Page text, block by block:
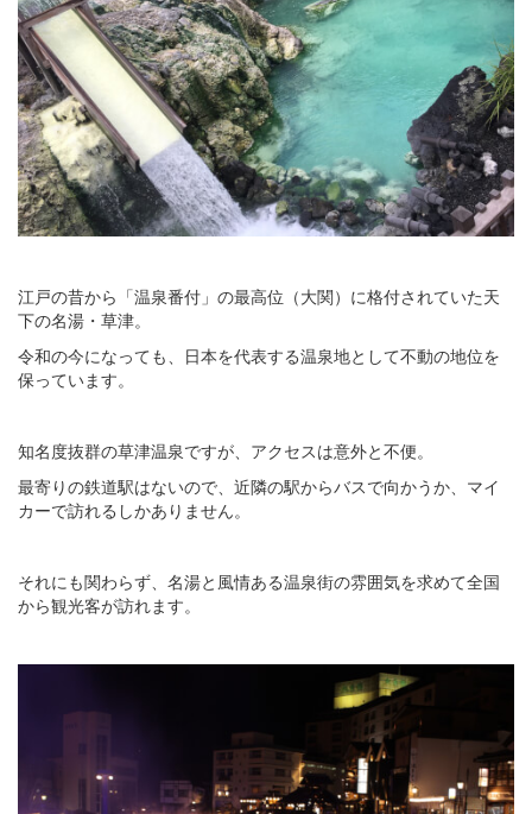
江戸の昔から「温泉番付」の最高位（大関）に格付されていた天
下の名湯・草津。
令和の今になっても、日本を代表する温泉地として不動の地位を
保っています。
知名度抜群の草津温泉ですが、アクセスは意外と不便。
最寄りの鉄道駅はないので、近隣の駅からバスで向かうか、マイ
カーで訪れるしかありません。
それにも関わらず、名湯と風情ある温泉街の雰囲気を求めて全国
から観光客が訪れます。